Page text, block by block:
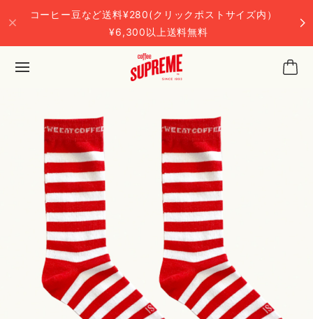
コーヒー豆など送料¥280(クリックポストサイズ内）
¥6,300以上送料無料